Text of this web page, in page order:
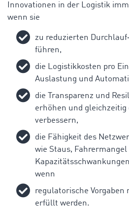
Innovationen in der Logistik
wenn sie
zu reduzierten
führen,
die Logistikkosten pro
Auslastung und
die Transparenz und
erhöhen und gleichzeitig
verbessern,
die Fähigkeit des
wie Staus, Fahrermangel
wenn
regulatorische Vorgaben
erfüllt werden.